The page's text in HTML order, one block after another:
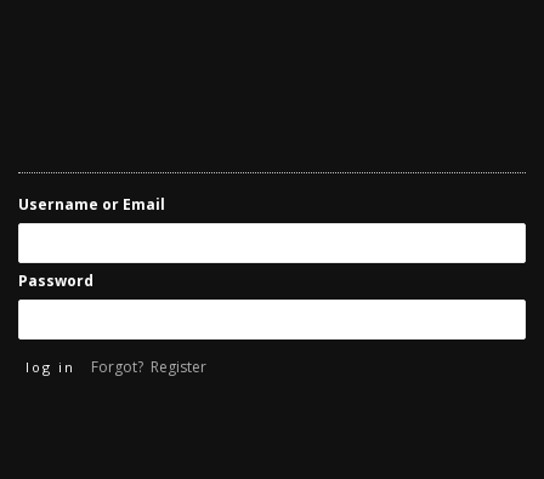
Username or Email
Password
Forgot? Register